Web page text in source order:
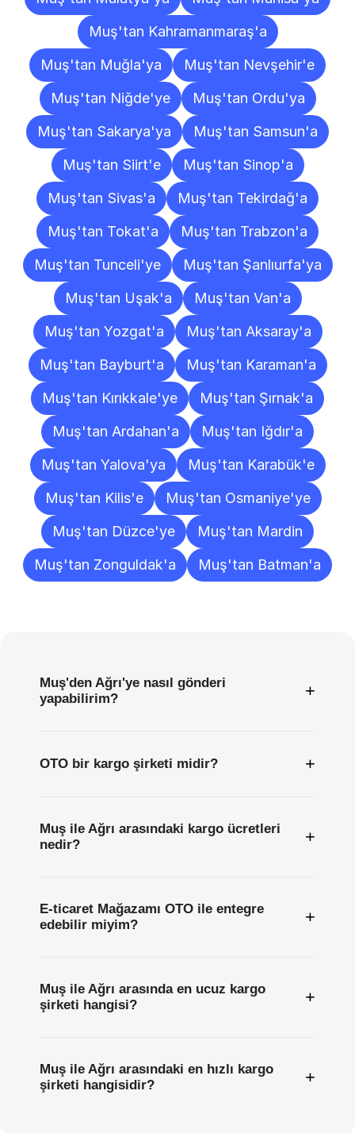
Muş'tan Kahramanmaraş'a
Muş'tan Muğla'ya
Muş'tan Nevşehir'e
Muş'tan Niğde'ye
Muş'tan Ordu'ya
Muş'tan Sakarya'ya
Muş'tan Samsun'a
Muş'tan Siirt'e
Muş'tan Sinop'a
Muş'tan Sivas'a
Muş'tan Tekirdağ'a
Muş'tan Tokat'a
Muş'tan Trabzon'a
Muş'tan Tunceli'ye
Muş'tan Şanlıurfa'ya
Muş'tan Uşak'a
Muş'tan Van'a
Muş'tan Yozgat'a
Muş'tan Aksaray'a
Muş'tan Bayburt'a
Muş'tan Karaman'a
Muş'tan Kırıkkale'ye
Muş'tan Şırnak'a
Muş'tan Ardahan'a
Muş'tan Iğdır'a
Muş'tan Yalova'ya
Muş'tan Karabük'e
Muş'tan Kilis'e
Muş'tan Osmaniye'ye
Muş'tan Düzce'ye
Muş'tan Mardin
Muş'tan Zonguldak'a
Muş'tan Batman'a
Muş'den Ağrı'ye nasıl gönderi
yapabilirim?
+
OTO bir kargo şirketi midir? +
Muş ile Ağrı arasındaki kargo ücretleri
nedir?
+
E-ticaret Mağazamı OTO ile entegre
edebilir miyim?
+
Muş ile Ağrı arasında en ucuz kargo
şirketi hangisi?
+
Muş ile Ağrı arasındaki en hızlı kargo
şirketi hangisidir?
+